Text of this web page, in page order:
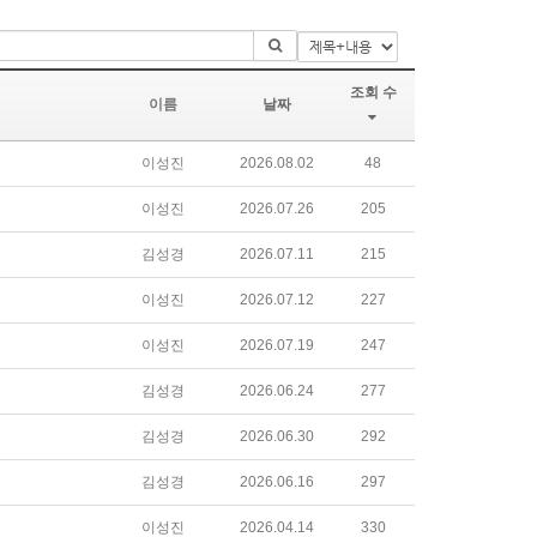
이름 날짜
조회 수
이성진 2026.08.02 48
이성진 2026.07.26 205
김성경 2026.07.11 215
이성진 2026.07.12 227
이성진 2026.07.19 247
김성경 2026.06.24 277
김성경 2026.06.30 292
김성경 2026.06.16 297
이성진 2026.04.14 330